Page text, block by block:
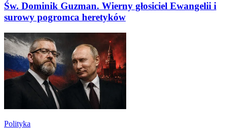
Św. Dominik Guzman. Wierny głosiciel Ewangelii i
surowy pogromca heretyków
Polityka